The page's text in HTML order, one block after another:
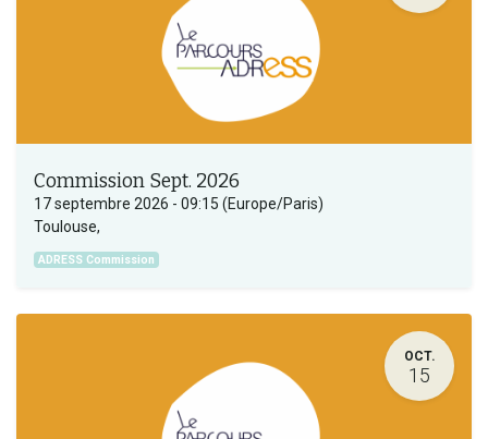
Commission Sept. 2026
17 septembre 2026 - 09:15 (Europe/Paris)
Toulouse,
ADRESS Commission
OCT.
15